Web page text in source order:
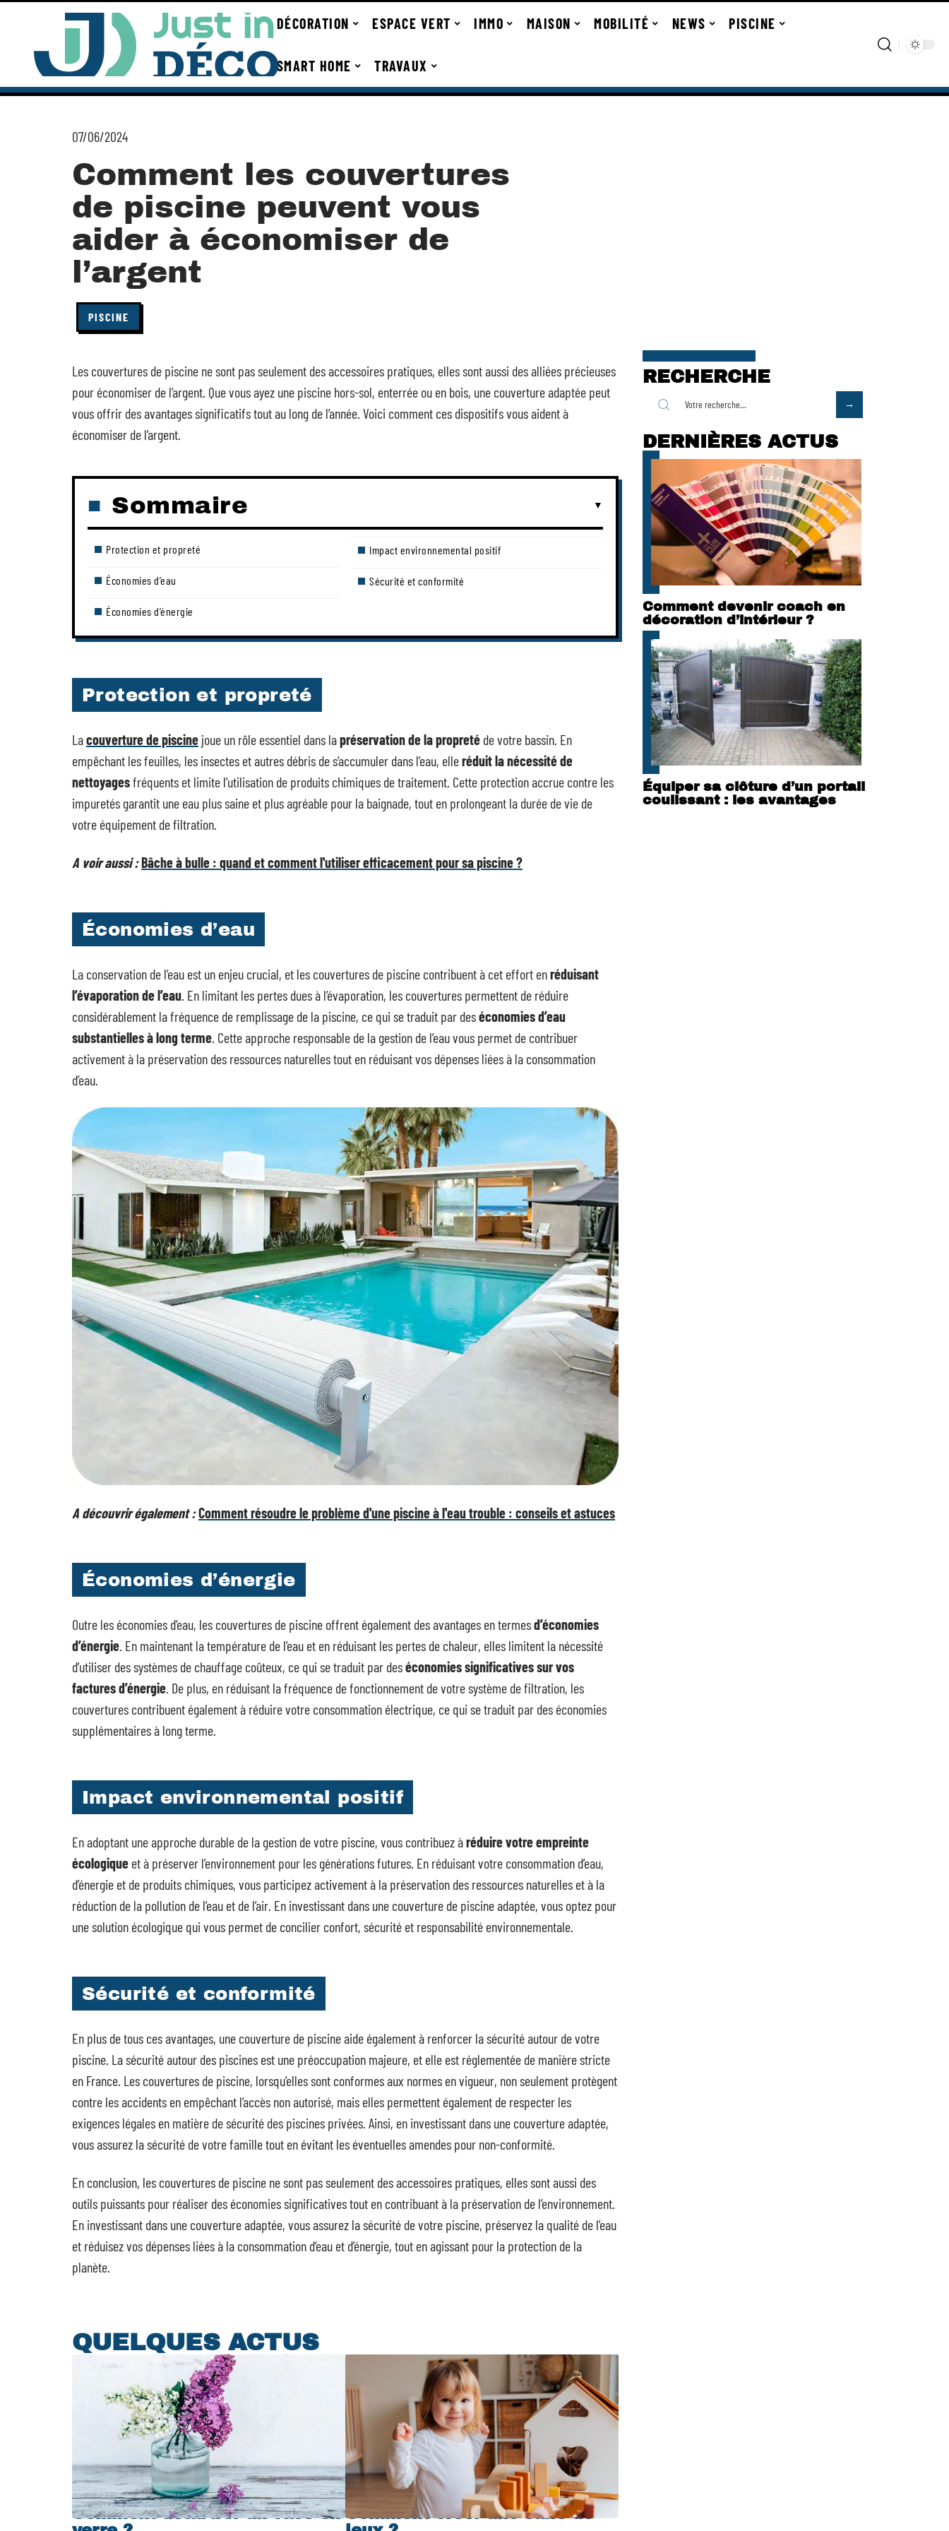
DÉCORATION ESPACE VERT IMMO MAISON MOBILITÉ NEWS PISCINE
SMART HOME TRAVAUX
07/06/2024
Comment les couvertures
de piscine peuvent vous
aider à économiser de
l’argent
PISCINE
Les couvertures de piscine ne sont pas seulement des accessoires pratiques, elles sont aussi des alliées précieuses
pour économiser de l’argent. Que vous ayez une piscine hors-sol, enterrée ou en bois, une couverture adaptée peut
vous offrir des avantages significatifs tout au long de l’année. Voici comment ces dispositifs vous aident à
économiser de l’argent.
Sommaire
Protection et propreté
Économies d’eau
Économies d’énergie
Impact environnemental positif
Sécurité et conformité
Protection et propreté
Lacouverture de piscine joue un rôle essentiel dans lapréservation de la propreté de votre bassin. En
empêchant les feuilles, les insectes et autres débris de s’accumuler dans l’eau, elleréduit la nécessité de
nettoyagesfréquents et limite l’utilisation de produits chimiques de traitement. Cette protection accrue contre les
impuretés garantit une eau plus saine et plus agréable pour la baignade, tout en prolongeant la durée de vie de
votre équipement de filtration.
A voir aussi :Bâche à bulle : quand et comment l'utiliser efficacement pour sa piscine ?
Économies d’eau
La conservation de l’eau est un enjeu crucial, et les couvertures de piscine contribuent à cet effort enréduisant
l’évaporation de l’eau. En limitant les pertes dues à l’évaporation, les couvertures permettent de réduire
considérablement la fréquence de remplissage de la piscine, ce qui se traduit par deséconomies d’eau
substantielles à long terme. Cette approche responsable de la gestion de l’eau vous permet de contribuer
activement à la préservation des ressources naturelles tout en réduisant vos dépenses liées à la consommation
d’eau.
A découvrir également :Comment résoudre le problème d'une piscine à l'eau trouble : conseils et astuces
Économies d’énergie
Outre les économies d’eau, les couvertures de piscine offrent également des avantages en termesd’économies
d’énergie. En maintenant la température de l’eau et en réduisant les pertes de chaleur, elles limitent la nécessité
d’utiliser des systèmes de chauffage coûteux, ce qui se traduit par deséconomies significatives sur vos
factures d’énergie. De plus, en réduisant la fréquence de fonctionnement de votre système de filtration, les
couvertures contribuent également à réduire votre consommation électrique, ce qui se traduit par des économies
supplémentaires à long terme.
Impact environnemental positif
En adoptant une approche durable de la gestion de votre piscine, vous contribuez àréduire votre empreinte
écologique et à préserver l’environnement pour les générations futures. En réduisant votre consommation d’eau,
d’énergie et de produits chimiques, vous participez activement à la préservation des ressources naturelles et à la
réduction de la pollution de l’eau et de l’air. En investissant dans une couverture de piscine adaptée, vous optez pour
une solution écologique qui vous permet de concilier confort, sécurité et responsabilité environnementale.
Sécurité et conformité
En plus de tous ces avantages, une couverture de piscine aide également à renforcer la sécurité autour de votre
piscine. La sécurité autour des piscines est une préoccupation majeure, et elle est réglementée de manière stricte
en France. Les couvertures de piscine, lorsqu’elles sont conformes aux normes en vigueur, non seulement protègent
contre les accidents en empêchant l’accès non autorisé, mais elles permettent également de respecter les
exigences légales en matière de sécurité des piscines privées. Ainsi, en investissant dans une couverture adaptée,
vous assurez la sécurité de votre famille tout en évitant les éventuelles amendes pour non-conformité.
En conclusion, les couvertures de piscine ne sont pas seulement des accessoires pratiques, elles sont aussi des
outils puissants pour réaliser des économies significatives tout en contribuant à la préservation de l’environnement.
En investissant dans une couverture adaptée, vous assurez la sécurité de votre piscine, préservez la qualité de l’eau
et réduisez vos dépenses liées à la consommation d’eau et d’énergie, tout en agissant pour la protection de la
planète.
QUELQUES ACTUS
Comment détartrer un vase en Comment créer une salle de
RECHERCHE
DERNIÈRES ACTUS
Comment devenir coach en
décoration d’intérieur ?
Équiper sa clôture d’un portail
coulissant : les avantages